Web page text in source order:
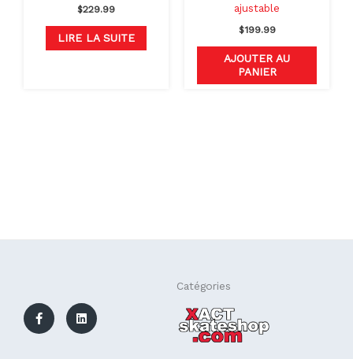
$229.99
LIRE LA SUITE
ajustable
$199.99
AJOUTER AU
PANIER
c
e
b
n
k
e
Catégories